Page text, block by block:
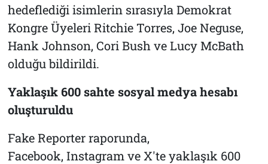
hedeflediği isimlerin sırasıyla Demokrat
Kongre Üyeleri Ritchie Torres, Joe Neguse,
Hank Johnson, Cori Bush ve Lucy McBath
olduğu bildirildi.
Yaklaşık 600 sahte sosyal medya hesabı
oluşturuldu
Fake Reporter raporunda,
Facebook, Instagram ve X'te yaklaşık 600